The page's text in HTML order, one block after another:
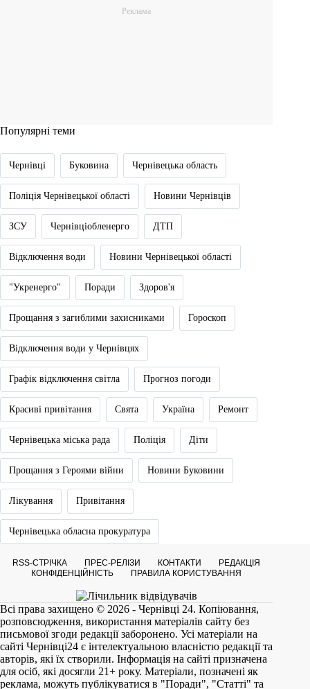
Популярні теми
Чернівці Буковина Чернівецька область
Поліція Чернівецької області Новини Чернівців
ЗСУ Чернівціобленерго ДТП
Відключення води Новини Чернівецької області
"Укренерго" Поради Здоров'я
Прощання з загиблими захисниками Гороскоп
Відключення води у Чернівцях
Графік відключення світла Прогноз погоди
Красиві привітання Свята Україна Ремонт
Чернівецька міська рада Поліція Діти
Прощання з Героями війни Новини Буковини
Лікування Привітання
Чернівецька обласна прокуратура
RSS-СТРІЧКА ПРЕС-РЕЛІЗИ КОНТАКТИ
РЕДАКЦІЯ
КОНФІДЕНЦІЙНІСТЬ
ПРАВИЛА КОРИСТУВАННЯ
Всі права захищено © 2026 - Чернівці 24. Копіювання,
розповсюдження, використання матеріалів сайту без
письмової згоди редакції заборонено. Усі матеріали на
сайті Чернівці24 є інтелектуальною власністю редакції та
авторів, які їх створили. Інформація на сайті призначена
для осіб, які досягли 21+ року. Матеріали, позначені як
реклама, можуть публікуватися в "Поради", "Статті" та